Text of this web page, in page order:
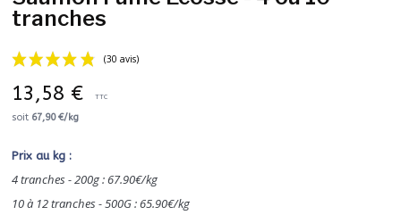
tranches
13,58 € TTC
soit 67,90 €/kg
Prix au kg :
4 tranches - 200g : 67.90€/kg
10 à 12 tranches - 500G : 65.90€/kg